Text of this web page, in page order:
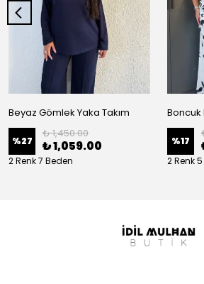
Beyaz Gömlek Yaka Takım
%27
₺ 1,450.00
₺ 1,059.00
2 Renk 7 Beden
%17
2 Renk